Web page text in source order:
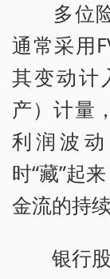
多位险
通常采用
其变动计
产）计量
利润波
时“藏”起
金流的持续
银行股